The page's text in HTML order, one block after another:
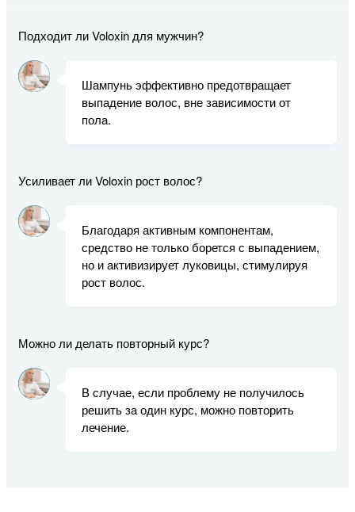
Подходит ли Voloxin для мужчин?
Шампунь эффективно предотвращает
выпадение волос, вне зависимости от
пола.
Усиливает ли Voloxin рост волос?
Благодаря активным компонентам,
средство не только борется с выпадением,
но и активизирует луковицы, стимулируя
рост волос.
Можно ли делать повторный курс?
В случае, если проблему не получилось
решить за один курс, можно повторить
лечение.